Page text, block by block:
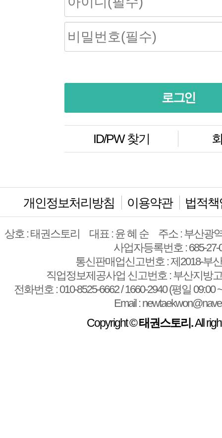
ID/PW 찾기
개인정보처리방침 이용약관 법적
상호 : 태권스토리 대표 : 윤 혜 순
주소 : 부산광
사업자등록번호 : 685-27-
통신판매업신고번호 : 제2018-부
직업정보제공사업 신고번호 : 부산지방
전화번호 : 010-8525-6662 / 1660-2940 (평일 09:00
Email :
Copyright ©태권스토리.All